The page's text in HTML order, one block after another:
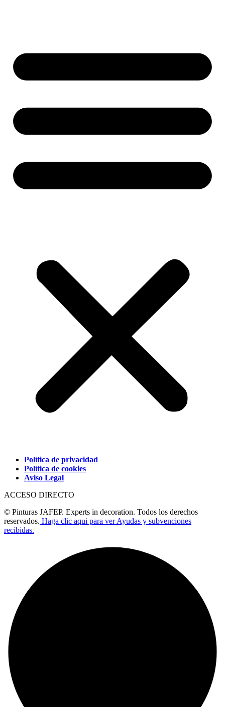
Política de privacidad
Política de cookies
Aviso Legal
ACCESO DIRECTO
© Pinturas JAFEP. Experts in decoration. Todos los derechos
reservados. Haga clic aqui para ver Ayudas y subvenciones
recibidas.